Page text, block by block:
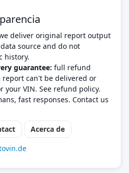
deliver original report output
source and do not
history.
guarantee: full refund
can't be delivered or
your VIN. See refund policy.
fast responses. Contact us
Acerca de